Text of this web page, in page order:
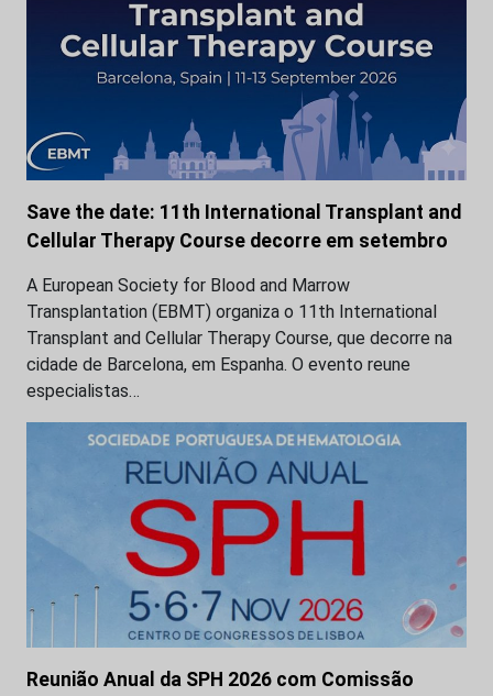
Save the date: 11th International Transplant and
Cellular Therapy Course decorre em setembro
A European Society for Blood and Marrow
Transplantation (EBMT) organiza o 11th International
Transplant and Cellular Therapy Course, que decorre na
cidade de Barcelona, em Espanha. O evento reune
especialistas…
Reunião Anual da SPH 2026 com Comissão